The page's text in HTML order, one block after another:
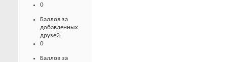
0
Баллов за
добавленных
друзей:
0
Баллов за